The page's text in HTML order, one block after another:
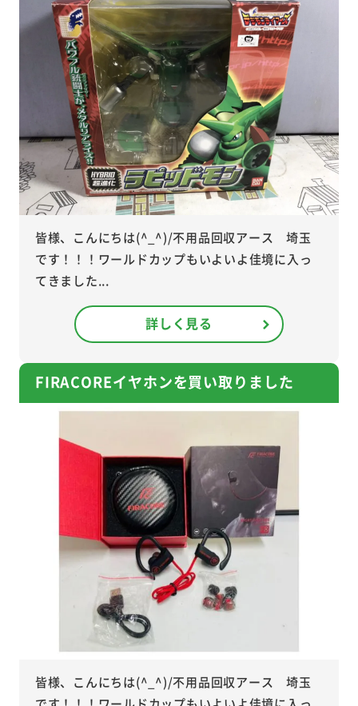
皆様、こんにちは(^_^)/不用品回収アース 埼玉
です！！！ワールドカップもいよいよ佳境に入っ
てきました...
詳しく見る
FIRACOREイヤホンを買い取りました
皆様、こんにちは(^_^)/不用品回収アース 埼玉